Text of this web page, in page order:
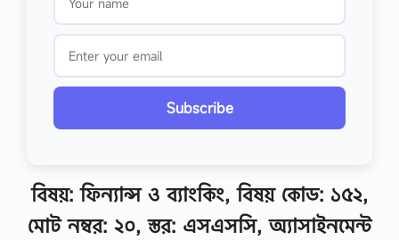
Subscribe
বিষয়: ফিন্যান্স ও ব্যাংকিং, বিষয় কোড: ১৫২,
মোট নম্বর: ২০, স্তর: এসএসসি, অ্যাসাইনমেন্ট